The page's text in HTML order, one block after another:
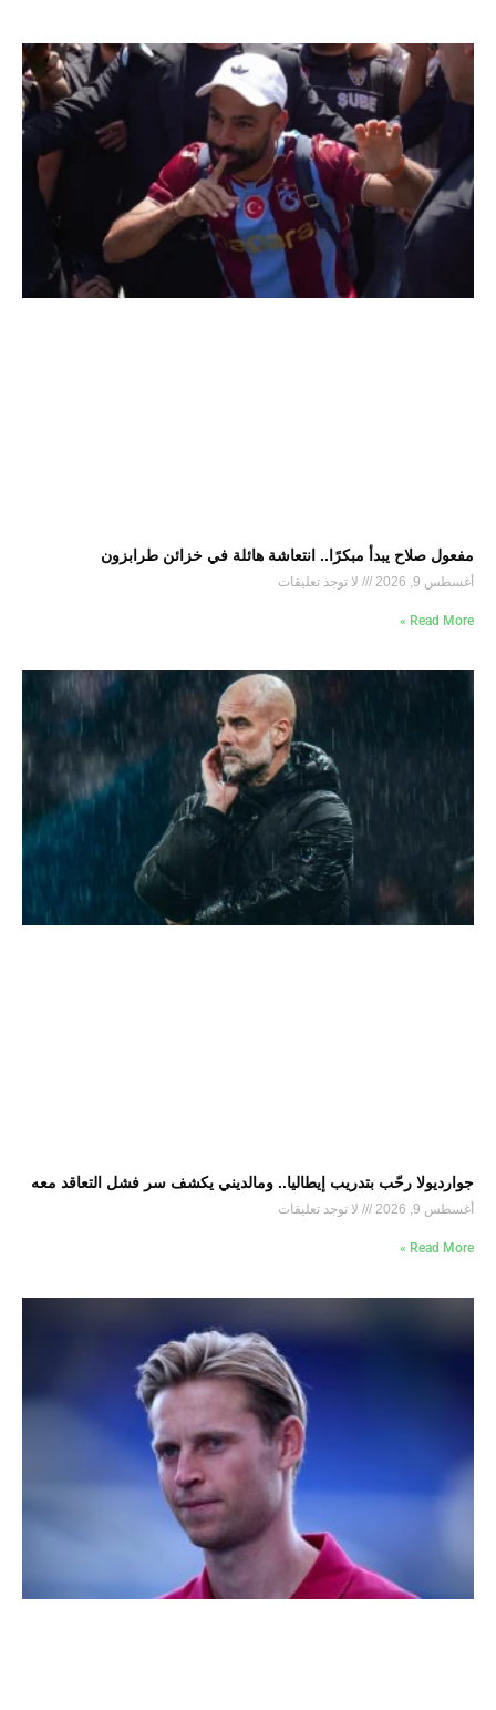
مفعول صلاح يبدأ مبكرًا.. انتعاشة هائلة في خزائن طرابزون
أغسطس 9, 2026 لا توجد تعليقات
Read More »
جوارديولا رحّب بتدريب إيطاليا.. ومالديني يكشف سر فشل التعاقد معه
أغسطس 9, 2026 لا توجد تعليقات
Read More »